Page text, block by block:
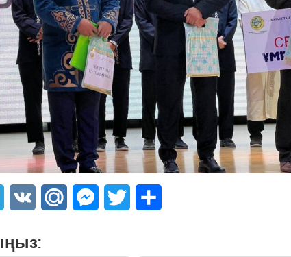
Telegram
VK Mail.Ru Messenger
Twitter